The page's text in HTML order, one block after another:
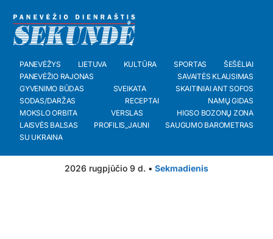
PANEVĖŽYS LIETUVA KULTŪRA SPORTAS
ŠEŠĖLIAI
PANEVĖŽIO RAJONAS
SAVAITĖS KLAUSIMAS
GYVENIMO BŪDAS
SVEIKATA
SKAITINIAI ANT SOFOS
SODAS/DARŽAS
RECEPTAI
NAMŲ GIDAS
MOKSLO ORBITA
VERSLAS
HIGSO BOZONŲ ZONA
LAISVĖS BALSAS
PROFILIS_JAUNI
SAUGUMO BAROMETRAS
SU UKRAINA
2026 rugpjūčio 9 d. • Sekmadienis